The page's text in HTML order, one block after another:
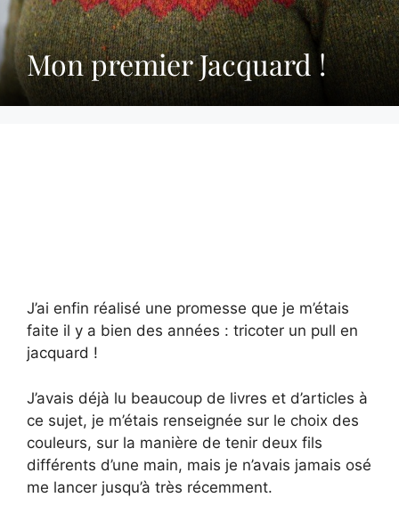
Mon premier Jacquard !
J’ai enfin réalisé une promesse que je m’étais
faite il y a bien des années : tricoter un pull en
jacquard !
J’avais déjà lu beaucoup de livres et d’articles à
ce sujet, je m’étais renseignée sur le choix des
couleurs, sur la manière de tenir deux fils
différents d’une main, mais je n’avais jamais osé
me lancer jusqu’à très récemment.